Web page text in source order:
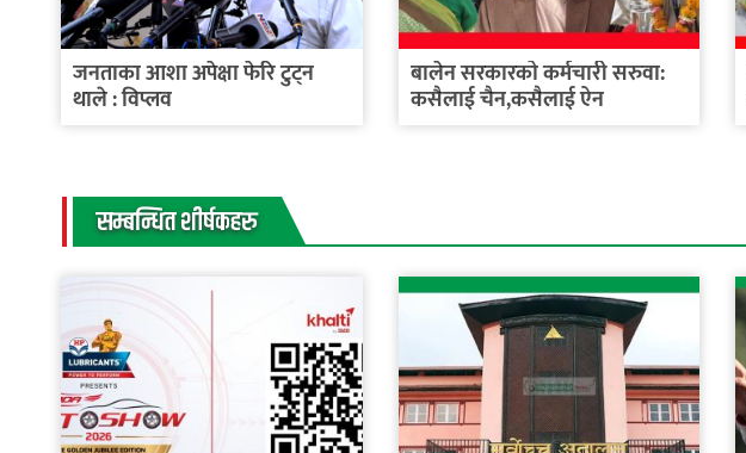
जनताका आशा अपेक्षा फेरि टुट्न
थाले : विप्लव
बालेन सरकारको कर्मचारी सरुवा:
कसैलाई चैन,कसैलाई ऐन
सम्बन्धित शीर्षकहरु